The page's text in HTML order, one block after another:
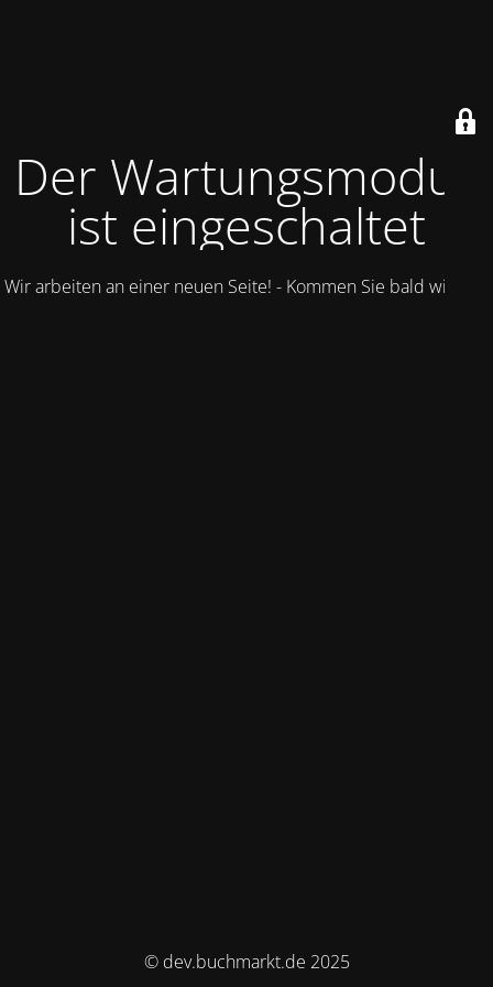
Der Wartungsmodus
ist eingeschaltet
Wir arbeiten an einer neuen Seite! - Kommen Sie bald wieder.
© dev.buchmarkt.de 2025